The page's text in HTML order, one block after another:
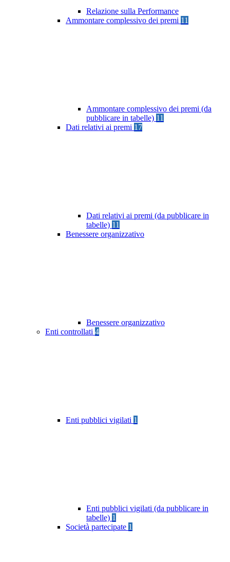
Relazione sulla Performance
Ammontare complessivo dei premi 11
Ammontare complessivo dei premi (da
pubblicare in tabelle) 11
Dati relativi ai premi 17
Dati relativi ai premi (da pubblicare in
tabelle) 11
Benessere organizzativo
Benessere organizzativo
Enti controllati 4
Enti pubblici vigilati 1
Enti pubblici vigilati (da pubblicare in
tabelle) 1
Società partecipate 1